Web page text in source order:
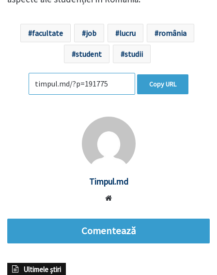
facultate job lucru românia
student studii
Copy URL
Timpul.md
Comentează
Ultimele știri